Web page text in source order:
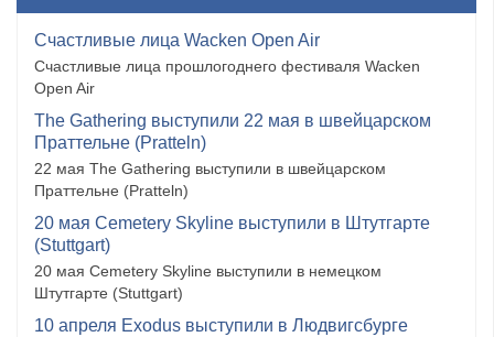
Счастливые лица Wacken Open Air
Счастливые лица прошлогоднего фестиваля Wacken
Open Air
The Gathering выступили 22 мая в швейцарском
Праттельне (Pratteln)
22 мая The Gathering выступили в швейцарском
Праттельне (Pratteln)
20 мая Cemetery Skyline выступили в Штутгарте
(Stuttgart)
20 мая Cemetery Skyline выступили в немецком
Штутгарте (Stuttgart)
10 апреля Exodus выступили в Людвигсбурге